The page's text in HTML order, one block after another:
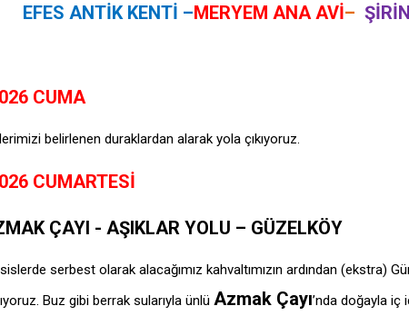
EFES ANTİK KENTİ –MERYEM ANA AVİ–
CUMA
belirlenen duraklardan alarak yola çıkıyoruz.
CUMARTESİ
ÇAYI - AŞIKLAR YOLU – GÜZELKÖY
serbest olarak alacağımız kahvaltımızın ardından (ekstra)
Buz gibi berrak sularıyla ünlü Azmak Çayı’nda doğayla iç